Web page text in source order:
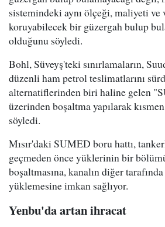
sistemindeki aynı ölçeği, maliyeti
koruyabilecek bir güzergah bulup
olduğunu söyledi.
Bohl, Süveyş'teki sınırlamaların,
düzenli ham petrol teslimatlarını
alternatiflerinden biri haline gelen
üzerinden boşaltma yapılarak
söyledi.
Mısır'daki SUMED boru hattı,
geçmeden önce yüklerinin bir
boşaltmasına, kanalın diğer
yüklemesine imkan sağlıyor.
Yenbu'da artan ihracat